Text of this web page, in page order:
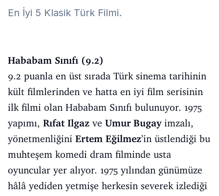
En İyi 5 Klasik Türk Filmi.
Hababam Sınıfı (9.2)
9.2 puanla en üst sırada Türk sinema tarihinin
kült filmlerinden ve hatta en iyi film serisinin
ilk filmi olan Hababam Sınıfı bulunuyor. 1975
yapımı, Rıfat Ilgaz ve Umur Bugayimzalı,
yönetmenliğini Ertem Eğilmez’in üstlendiği bu
muhteşem komedi dram filminde usta
oyuncular yer alıyor. 1975 yılından günümüze
hâlâ yediden yetmişe herkesin severek izlediği